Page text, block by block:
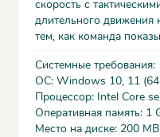
скорость с
длительного движения
тем, как команда
Системные требования:
ОС: Windows 10, 11
Процессор: Intel Core
Оперативная память: 1
Место на диске: 200 MB